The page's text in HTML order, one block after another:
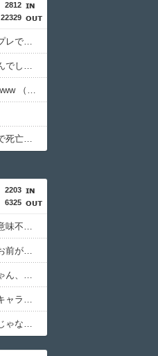
2812
22329
【画像】安井カノンちゃん、バニーガールコスプレでうっかり谷間が見えてしまう
「女性が排泄する様子を見たくて」「床に寝込んでしまった」女子トイレに侵入した疑いで男を現行犯逮捕
「おにぎりリヤカー」の美人が店舗をオープンwww （※画像あり）
【訃報】ラグビー九州電力所属の選手が熱中症で死亡 フィジー出身の26歳
2203
6325
【衝撃】前原圭一さんの遺書、今見るとガチで意味不明すぎるｗｗｗｗｗｗｗｗｗｗ
【悲報】お前の親「施設には絶対に入らない、お前が面倒見ろ」←どうすんの？・・・・・・・・・
【朗報】かぐや様は告らせたいの伊井野ミコちゃん、ガチで大変かわいいｗｗｗｗｗｗｗｗｗｗ
【悲報】クレヨンしんちゃんでエッッッしたいキャラ、満場一致で決まるｗｗｗｗｗｗｗｗｗｗ
【悲報】江別リンチ犯さん「立って謝罪は本気じゃない」裁判官「ほな裁判で土下座してないキミは本気じゃないな」・・・・・・・・・